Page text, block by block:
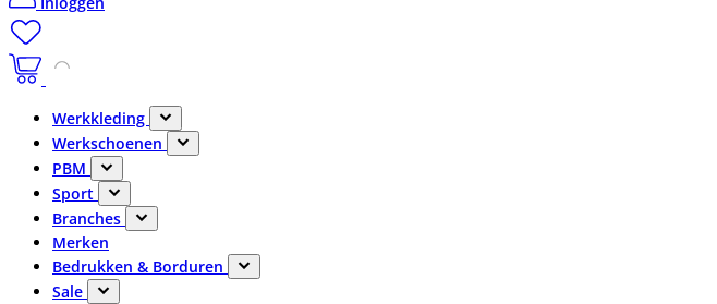
Werkkleding
Werkschoenen
PBM
Sport
Branches
Merken
Bedrukken & Borduren
Sale